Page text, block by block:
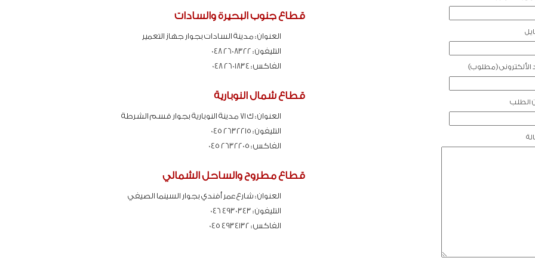
الألكترونى (مطلوب)
الطلب
قطاع جنوب البحيرة والسادات
العنوان : مدينة السادات بجوار جهاز التعمير
التليفون : 2608322 048
الفاكس : 2601834 048
قطاع شمال النوبارية
العنوان : ك 71 مدينة النوبارية بجوار قسم الشرطة
التليفون : 2632215 045
الفاكس : 2632205 045
قطاع مطروح والساحل الشمالي
العنوان : شارع عمر أفندي بجوار السينما الصيفي
التليفون : 4930343 046
الفاكس : 4934132 045